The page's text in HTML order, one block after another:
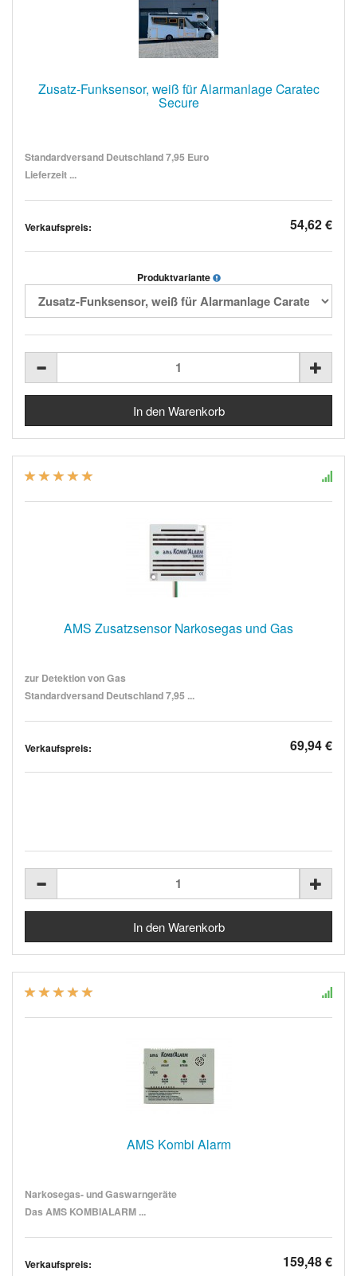
Zusatz-Funksensor, weiß für Alarmanlage Caratec
Secure
Standardversand Deutschland 7,95 Euro
Lieferzeit ...
Verkaufspreis: 54,62 €
Produktvariante
AMS Zusatzsensor Narkosegas und Gas
zur Detektion von Gas
Standardversand Deutschland 7,95 ...
Verkaufspreis: 69,94 €
AMS Kombi Alarm
Narkosegas- und Gaswarngeräte
Das AMS KOMBIALARM ...
Verkaufspreis: 159,48 €